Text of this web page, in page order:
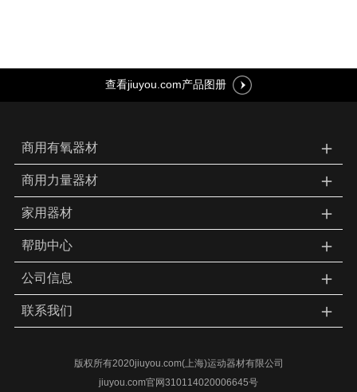
查看jiuyou.com产品图册
商用有氧器材 ＋
商用力量器材 ＋
家用器材 ＋
帮助中心 ＋
公司信息 ＋
联系我们 ＋
版权所有2020jiuyou.com(上海)运动器材有限公司
jiuyou.com官网310114020006645号